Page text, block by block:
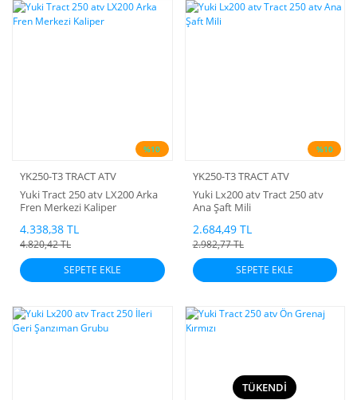
%10
YK250-T3 TRACT ATV
Yuki Tract 250 atv LX200 Arka
Fren Merkezi Kaliper
4.338,38 TL
4.820,42 TL
SEPETE EKLE
%10
YK250-T3 TRACT ATV
Yuki Lx200 atv Tract 250 atv
Ana Şaft Mili
2.684,49 TL
2.982,77 TL
SEPETE EKLE
TÜKENDİ